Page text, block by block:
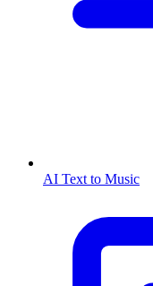
AI Text to Music